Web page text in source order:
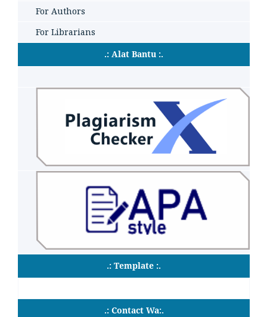
For Authors
For Librarians
.: Alat Bantu :.
.: Template :.
.: Contact Wa:.